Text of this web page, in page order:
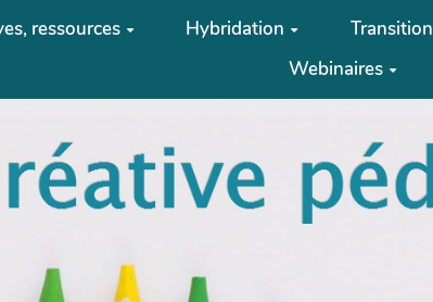
ressources Hybridation Transition
Webinaires